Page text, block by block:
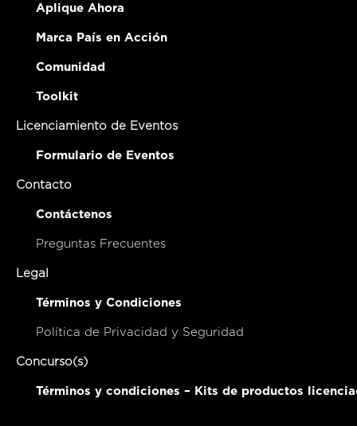
Aplique Ahora
Marca País en Acción
Comunidad
Toolkit
Licenciamiento de Eventos
Formulario de Eventos
Contacto
Contáctenos
Preguntas Frecuentes
Legal
Términos y Condiciones
Política de Privacidad y Seguridad
Concurso(s)
Términos y condiciones – Kits de productos